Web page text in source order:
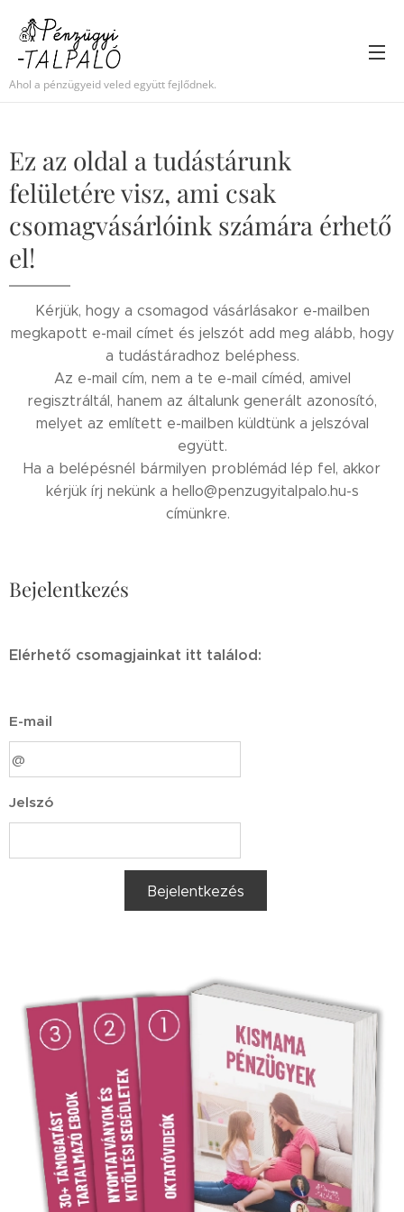
Ahol a pénzügyeid veled együtt fejlődnek.
Ez az oldal a tudástárunk
felületére visz, ami csak
csomagvásárlóink számára érhető
el!
Kérjük, hogy a csomagod vásárlásakor e-mailben
megkapott e-mail címet és jelszót add meg alább, hogy
a tudástáradhoz beléphess.
Az e-mail cím, nem a te e-mail címéd, amivel
regisztráltál, hanem az általunk generált azonosító,
melyet az említett e-mailben küldtünk a jelszóval
együtt.
Ha a belépésnél bármilyen problémád lép fel, akkor
kérjük írj nekünk a hello@penzugyitalpalo.hu-s
címünkre.
Bejelentkezés
Elérhető csomagjainkat itt találod:
E-mail
Jelszó
Bejelentkezés